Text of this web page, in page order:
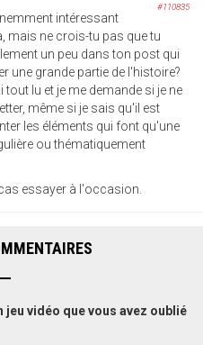
#110835
intéressant
mais ne crois-tu pas que tu
un peu dans ton post qui
une grande partie de l'histoire?
tout lu et je me demande si je ne
même si je sais qu'il est
les éléments qui font qu'une
ou thématiquement
essayer à l'occasion.
vidéo que vous avez oublié